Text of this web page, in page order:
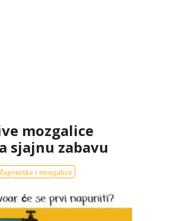
mozgalice
sjajnu zabavu
i mozgalice